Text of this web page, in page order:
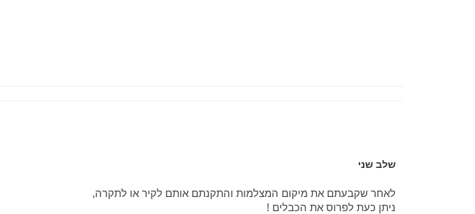
שלב שני
לאחר שקבעתם את מיקום המצלמות והתקנתם אותם לקיר או לתקרה,
ניתן כעת לפרוס את הכבלים !